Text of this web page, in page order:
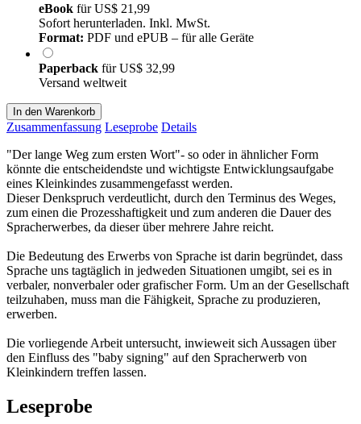
eBook fürUS$ 21,99
Sofort herunterladen. Inkl. MwSt.
Format: PDF und ePUB – für alle Geräte
Paperback fürUS$ 32,99
Versand weltweit
In den Warenkorb
Zusammenfassung Leseprobe Details
"Der lange Weg zum ersten Wort"- so oder in ähnlicher Form
könnte die entscheidendste und wichtigste Entwicklungsaufgabe
eines Kleinkindes zusammengefasst werden.
Dieser Denkspruch verdeutlicht, durch den Terminus des Weges,
zum einen die Prozesshaftigkeit und zum anderen die Dauer des
Spracherwerbes, da dieser über mehrere Jahre reicht.
Die Bedeutung des Erwerbs von Sprache ist darin begründet, dass
Sprache uns tagtäglich in jedweden Situationen umgibt, sei es in
verbaler, nonverbaler oder grafischer Form. Um an der Gesellschaft
teilzuhaben, muss man die Fähigkeit, Sprache zu produzieren,
erwerben.
Die vorliegende Arbeit untersucht, inwieweit sich Aussagen über
den Einfluss des "baby signing" auf den Spracherwerb von
Kleinkindern treffen lassen.
Leseprobe